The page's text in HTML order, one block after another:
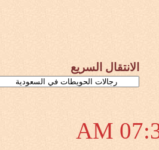
الانتقال السريع
07:33